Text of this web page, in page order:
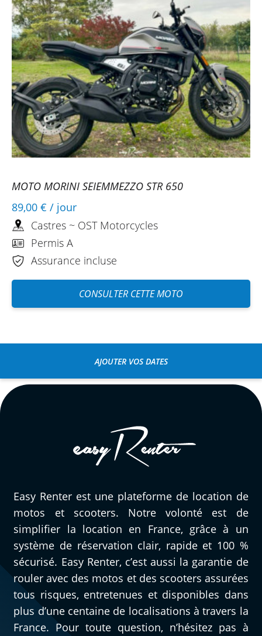
MOTO MORINI SEIEMMEZZO STR 650
89,00 € / jour
Castres ~ OST Motorcycles
Permis A
Assurance incluse
CONSULTER CETTE MOTO
AJOUTER VOS DATES
Easy Renter est une plateforme de location de
motos et scooters. Notre volonté est de
simplifier la location en France, grâce à un
système de réservation clair, rapide et 100 %
sécurisé. Easy Renter, c’est aussi la garantie de
rouler avec des motos et des scooters assurées
tous risques, entretenues et disponibles dans
plus d’une centaine de localisations à travers la
France. Pour toute question, n’hésitez pas à